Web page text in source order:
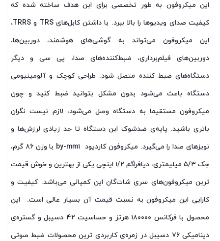
این میکروفون به طور تخصصی برای این هدف ساخته شده که
کیفیت صدای ویدیوها را بالا ببرد. با داشتن کابل‌های TRS و TRRS،
این میکروفون می‌تواند به گوشی‌های هوشمند، دوربین‌ها،
دوربین‌های فیلم‌برداری، ضبط‌کننده‌های صدا، پی سی و دیگر
دستگاه‌های ضبط کننده متصل شود. طراحی کوچک و آلومینیومی
دستگاه باعث می‌شود بدون مشکل بتوانید ضبط کنید و چون
میکروفون مستقیما به دستگاه وصل می‌شود، لازم نیست نگران
باتری باشید. پایه‌ی ضدشوک این دستگاه تا حد زیادی لرزش‌ها و
نویزهای صدا را می‌گیرد. میکروفون کاردیود by-mm۱ با وزن ۸۶ گرم،
جک ۵/۳ میلیمتری، دیافراگم ۱/۲ اینچی یکی از بهترین و خوش قیمت
ترین میکروفون‌های سری شات‌گان این کمپانی می‌باشد. کیفیت و
کارایی این میکروفون به نسبت قیمت آن بسیار عالی است. این
محصول با فرکانس ۱۸۰۰۰۰ هرتز و حساسیت ۴۲ دسیبل و گستره‌ی
دینامیکی ۷۶ دسیبل در زمره‌ی کاربردی ترین محصولات ضبط صوتی